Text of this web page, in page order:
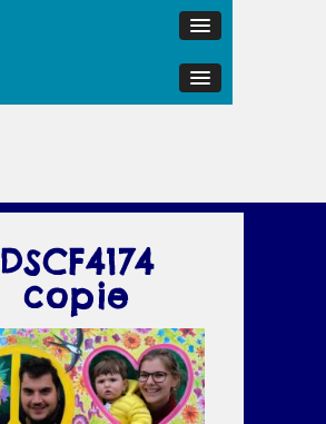
DSCF4174
copie